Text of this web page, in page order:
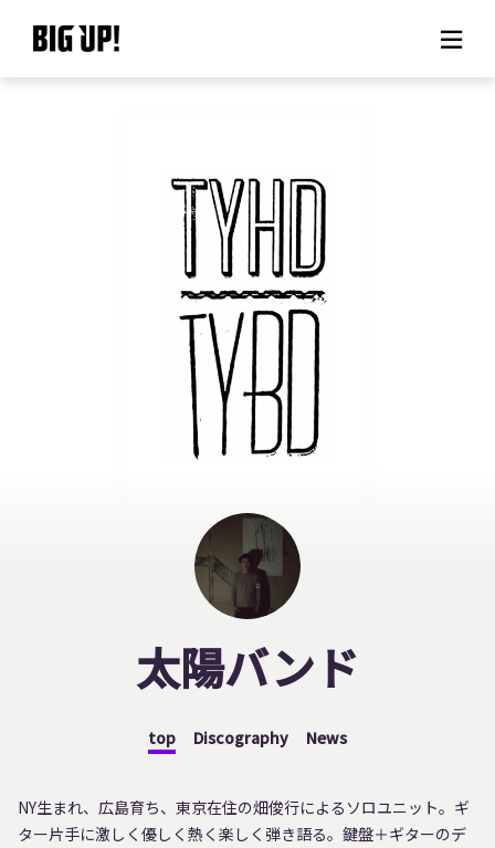
News
Rate plan
support
Usage flow
Questions
太陽バンド
top Discography News
NY生まれ、広島育ち、東京在住の畑俊行によるソロユニット。ギ
ター片手に激しく優しく熱く楽しく弾き語る。鍵盤＋ギターのデ